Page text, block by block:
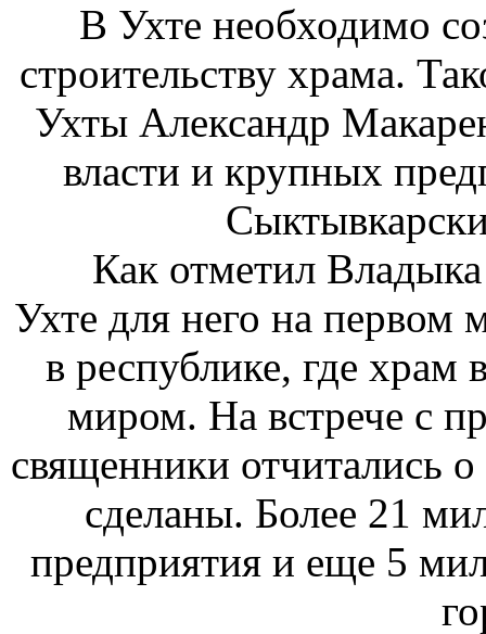
В Ухте необходимо
строительству храма.
Ухты Александр
власти и крупных
Как отметил Владыка
Ухте для него на первом
в республике, где храм
миром. На встрече с
священники отчитались
сделаны. Более 21
предприятия и еще 5